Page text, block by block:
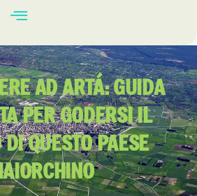
AD ARTÁ: GUIDA
PER GODERSI IL
QUESTO PAESE